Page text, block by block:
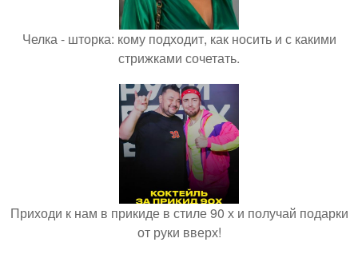
Челка - шторка: кому подходит, как носить и с какими
стрижками сочетать.
Приходи к нам в прикиде в стиле 90 х и получай подарки
от руки вверх!